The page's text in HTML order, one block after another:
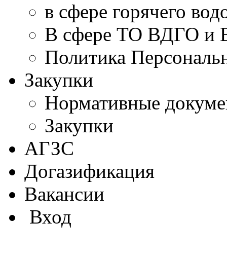
в сфере горячего
В сфере ТО ВДГО и
Политика
Закупки
Нормативные
Закупки
АГЗС
Догазификация
Вакансии
Вход